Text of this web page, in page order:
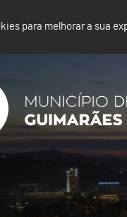
para melhorar a sua